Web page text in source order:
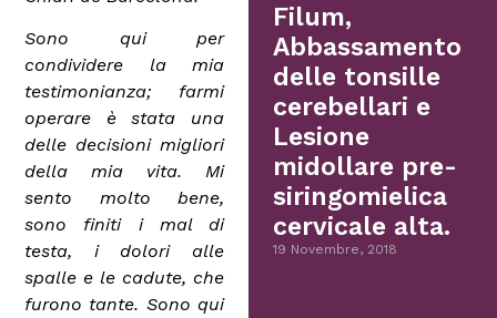
Sono qui per
condividere la mia
testimonianza; farmi
operare è stata una
delle decisioni migliori
della mia vita. Mi
sento molto bene,
sono finiti i mal di
testa, i dolori alle
spalle e le cadute, che
furono tante. Sono qui
Filum,
Abbassamento
delle tonsille
cerebellari e
Lesione
midollare pre-
siringomielica
cervicale alta.
19 Novembre, 2018